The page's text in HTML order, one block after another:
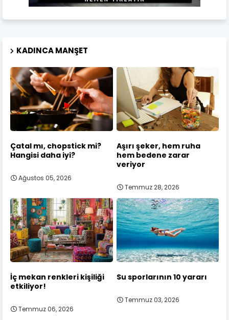
KADINCA MANŞET
Çatal mı, chopstick mi?
Hangisi daha iyi?
Ağustos 05, 2026
Aşırı şeker, hem ruha
hem bedene zarar
veriyor
Temmuz 28, 2026
İç mekan renkleri kişiliği
etkiliyor!
Temmuz 06, 2026
Su sporlarının 10 yararı
Temmuz 03, 2026